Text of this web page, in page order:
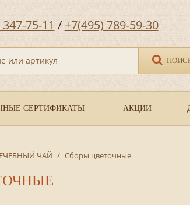
75-11 / +7(495) 789-59-30
или артикул
СЕРТИФИКАТЫ АКЦИИ
ЧАЙ / Сборы цветочные